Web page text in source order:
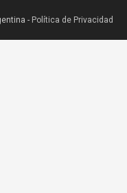
- Política de Privacidad